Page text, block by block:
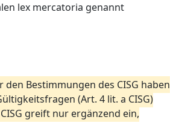
lex mercatoria genannt
Bestimmungen des CISG haben
(Art. 4 lit. a CISG)
greift nur ergänzend ein,